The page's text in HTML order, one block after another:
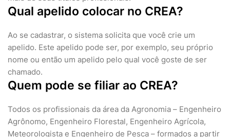
Qual apelido colocar no CREA?
Ao se cadastrar, o sistema solicita que você crie um
apelido. Este apelido pode ser, por exemplo, seu próprio
nome ou então um apelido pelo qual você goste de ser
chamado.
Quem pode se filiar ao CREA?
Todos os profissionais da área da Agronomia – Engenheiro
Agrônomo, Engenheiro Florestal, Engenheiro Agrícola,
Meteorologista e Engenheiro de Pesca – formados a partir